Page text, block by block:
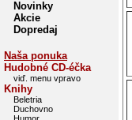
Novinky
Akcie
Dopredaj
Naša ponuka
Hudobné CD-éčka
viď. menu vpravo
Knihy
Beletria
Duchovno